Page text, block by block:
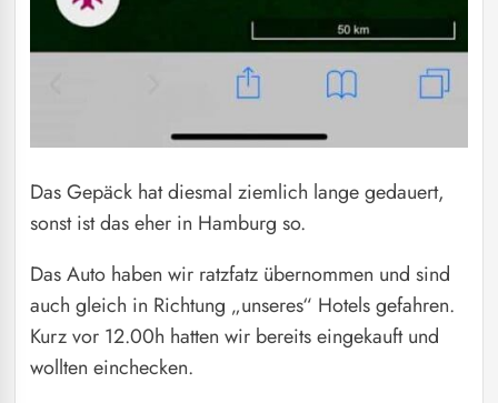
Das Gepäck hat diesmal ziemlich lange gedauert,
sonst ist das eher in Hamburg so.
Das Auto haben wir ratzfatz übernommen und sind
auch gleich in Richtung „unseres“ Hotels gefahren.
Kurz vor 12.00h hatten wir bereits eingekauft und
wollten einchecken.